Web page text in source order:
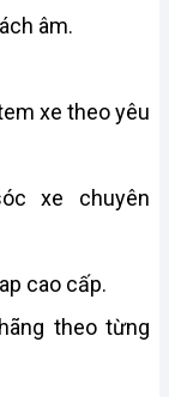
âm.
xe theo yêu
xe chuyên
cao cấp.
theo từng